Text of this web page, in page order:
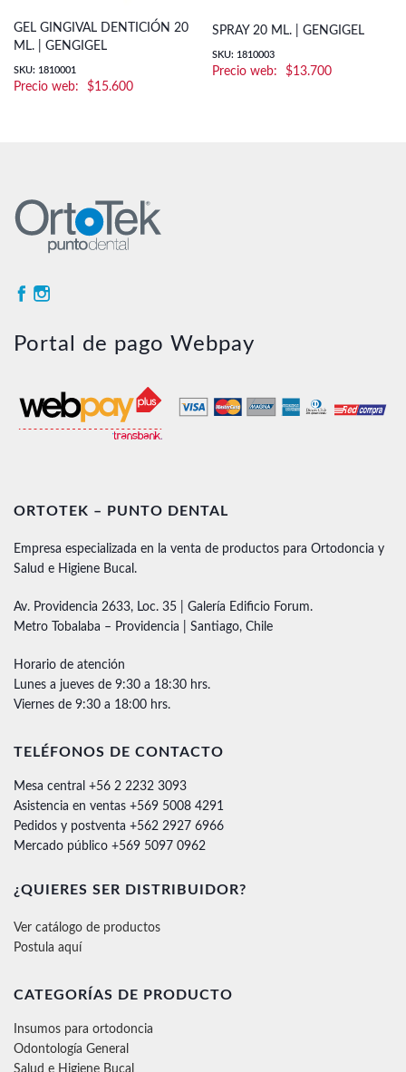
GEL GINGIVAL DENTICIÓN 20
ML. | GENGIGEL
SKU: 1810001
$15.600
SPRAY 20 ML. | GENGIGEL
SKU: 1810003
$13.700
Portal de pago Webpay
ORTOTEK – PUNTO DENTAL
Empresa especializada en la venta de productos para Ortodoncia y
Salud e Higiene Bucal.
Av. Providencia 2633, Loc. 35 | Galería Edificio Forum.
Metro Tobalaba – Providencia | Santiago, Chile
Horario de atención
Lunes a jueves de 9:30 a 18:30 hrs.
Viernes de 9:30 a 18:00 hrs.
TELÉFONOS DE CONTACTO
Mesa central +56 2 2232 3093
Asistencia en ventas +569 5008 4291
Pedidos y postventa +562 2927 6966
Mercado público +569 5097 0962
¿QUIERES SER DISTRIBUIDOR?
Ver catálogo de productos
Postula aquí
CATEGORÍAS DE PRODUCTO
Insumos para ortodoncia
Odontología General
Salud e Higiene Bucal